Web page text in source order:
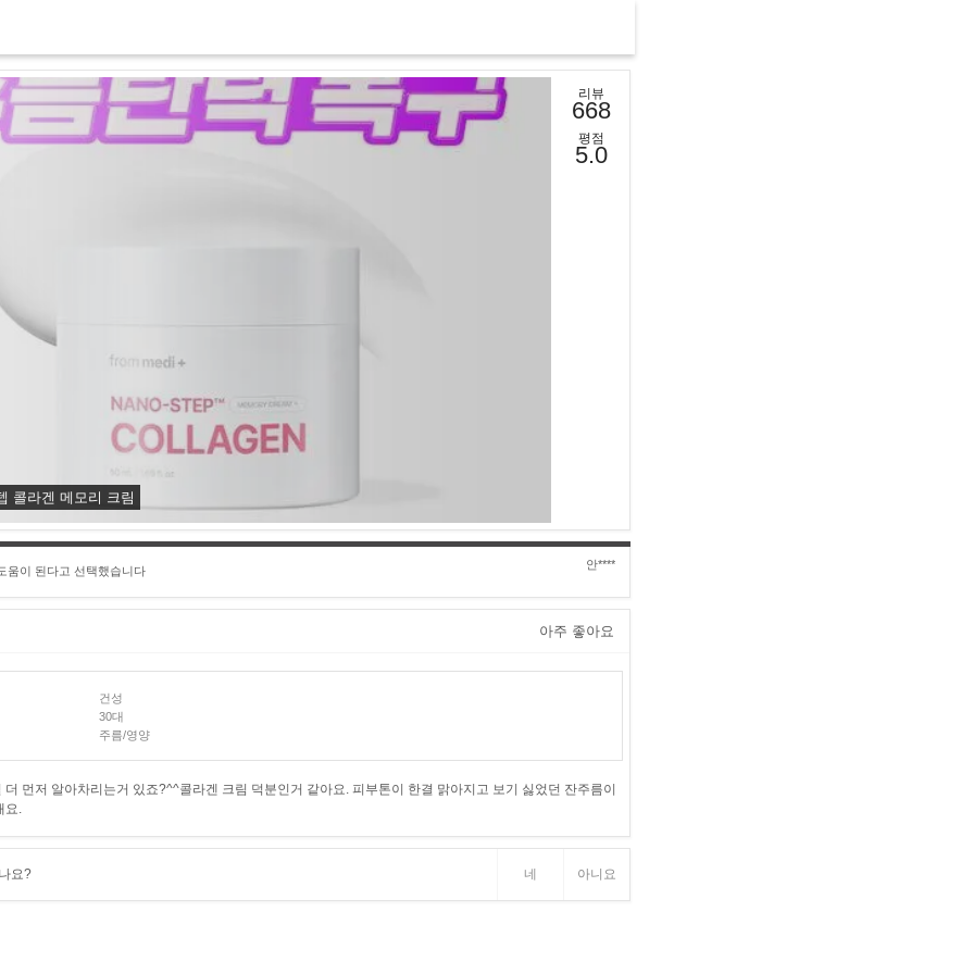
콜라겐 메모리 크림
리뷰
668
평점
5.0
움이 된다고 선택했습니다 안****
아주 좋아요
건성
30대
주름/영양
먼저 알아차리는거 있죠?^^콜라겐 크림 덕분인거 같아요. 피부톤이 한결 맑아지고 보기 싫었던 잔주름이
요.
요? 네 아니요